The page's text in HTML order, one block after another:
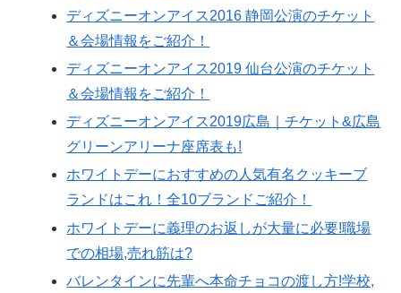
ディズニーオンアイス2016 静岡公演のチケット
＆会場情報をご紹介！
ディズニーオンアイス2019 仙台公演のチケット
＆会場情報をご紹介！
ディズニーオンアイス2019広島｜チケット&広島
グリーンアリーナ座席表も!
ホワイトデーにおすすめの人気有名クッキーブ
ランドはこれ！全10ブランドご紹介！
ホワイトデーに義理のお返しが大量に必要!職場
での相場,売れ筋は?
バレンタインに先輩へ本命チョコの渡し方!学校,